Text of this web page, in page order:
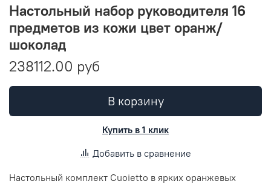
Настольный набор руководителя 16
предметов из кожи цвет оранж/
шоколад
238112.00 руб
В корзину
Купить в 1 клик
Добавить в сравнение
Настольный комплект Cuoietto в ярких оранжевых